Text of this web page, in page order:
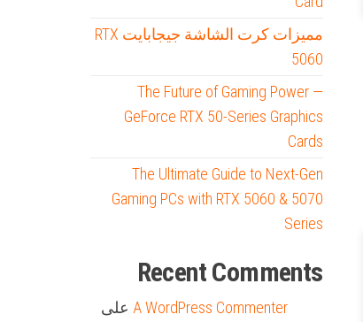
مميزات كرت الشاشة جيجابايت RTX
5060
The Future of Gaming Power —
GeForce RTX 50-Series Graphics
Cards
The Ultimate Guide to Next-Gen
Gaming PCs with RTX 5060 & 5070
Series
Recent Comments
A WordPress Commenter على